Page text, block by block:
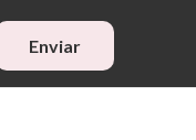
Enviar